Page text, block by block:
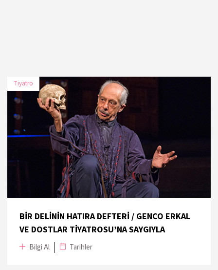
Tiyatro
BİR DELİNİN HATIRA DEFTERİ / GENCO ERKAL
VE DOSTLAR TİYATROSU’NA SAYGIYLA
Bilgi Al Tarihler
TARİH MEKÂN
18 Kasım
Zorlu PSM Turkcell Platinum
Sahnesi
2019
Zorlu PSM Turkcell Platinum
Sahnesi